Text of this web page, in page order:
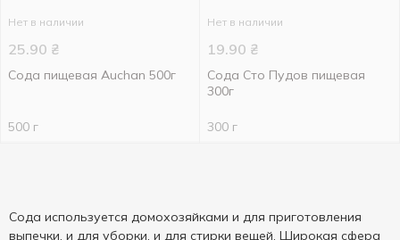
Нет в наличии
25.90 ₴
Сода пищевая Auchan 500г
500 г
Нет в наличии
19.90 ₴
Сода Сто Пудов пищевая
300г
300 г
Сода используется домохозяйками и для приготовления
выпечки, и для уборки, и для стирки вещей. Широкая сфера